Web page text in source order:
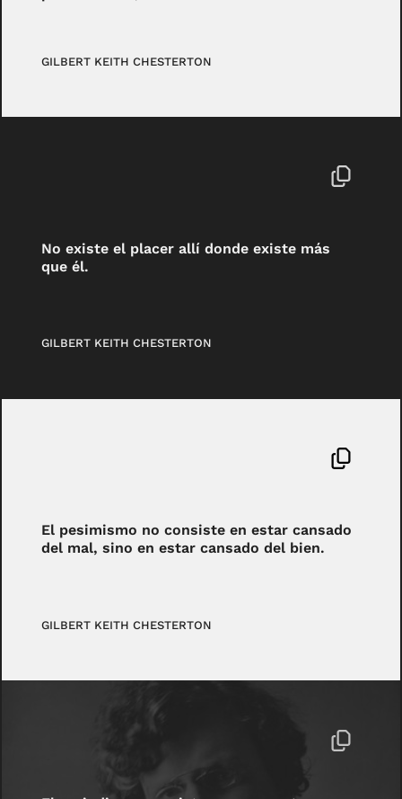
GILBERT KEITH CHESTERTON
No existe el placer allí donde existe más
que él.
GILBERT KEITH CHESTERTON
El pesimismo no consiste en estar cansado
del mal, sino en estar cansado del bien.
GILBERT KEITH CHESTERTON